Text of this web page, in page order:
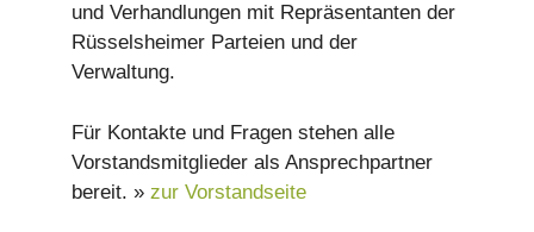
und Verhandlungen mit Repräsentanten der
Rüsselsheimer Parteien und der
Verwaltung.
Für Kontakte und Fragen stehen alle
Vorstandsmitglieder als Ansprechpartner
bereit. » zur Vorstandseite